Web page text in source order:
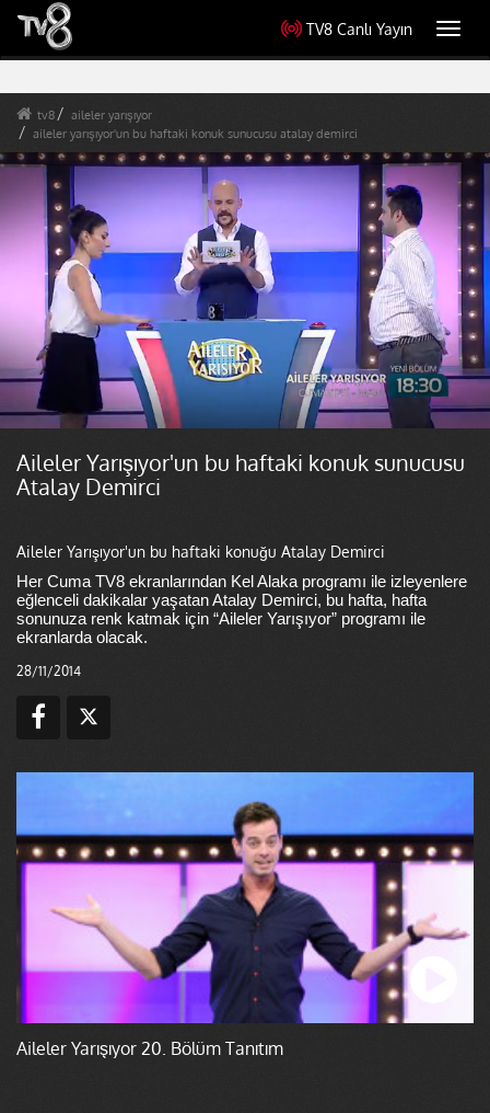
TV8 Canlı Yayın
tv8
aileler yarışıyor
aileler yarışıyor'un bu haftaki konuk sunucusu atalay demirci
Aileler Yarışıyor'un bu haftaki konuk sunucusu
Atalay Demirci
Aileler Yarışıyor'un bu haftaki konuğu Atalay Demirci
Her Cuma TV8 ekranlarından Kel Alaka programı ile izleyenlere
eğlenceli dakikalar yaşatan Atalay Demirci, bu hafta, hafta
sonunuza renk katmak için “Aileler Yarışıyor” programı ile
ekranlarda olacak.
28/11/2014
Aileler Yarışıyor 20. Bölüm Tanıtım